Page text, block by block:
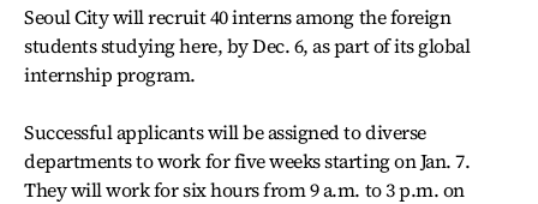
Seoul City will recruit 40 interns among the foreign
students studying here, by Dec. 6, as part of its global
internship program.
Successful applicants will be assigned to diverse
departments to work for five weeks starting on Jan. 7.
They will work for six hours from 9 a.m. to 3 p.m. on